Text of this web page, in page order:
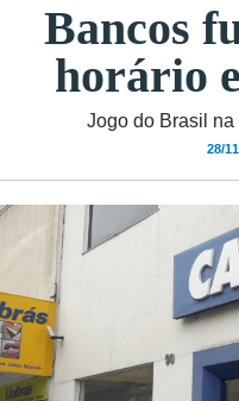
Bancos
horário
Jogo do Brasil
28/